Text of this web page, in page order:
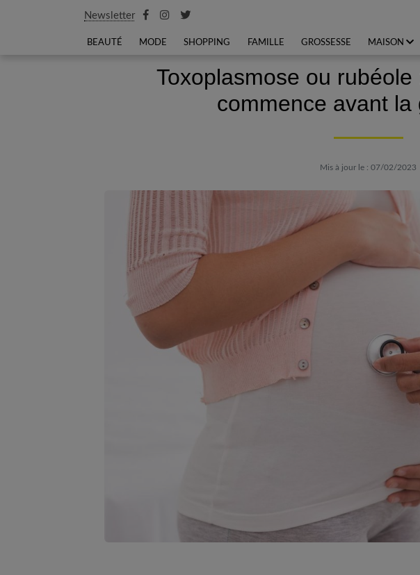
Newsletter
BEAUTÉ MODE SHOPPING FAMILLE GROSSESSE MAISON
Toxoplasmose ou
commence avant la
Mis à jour le : 07/02/2023